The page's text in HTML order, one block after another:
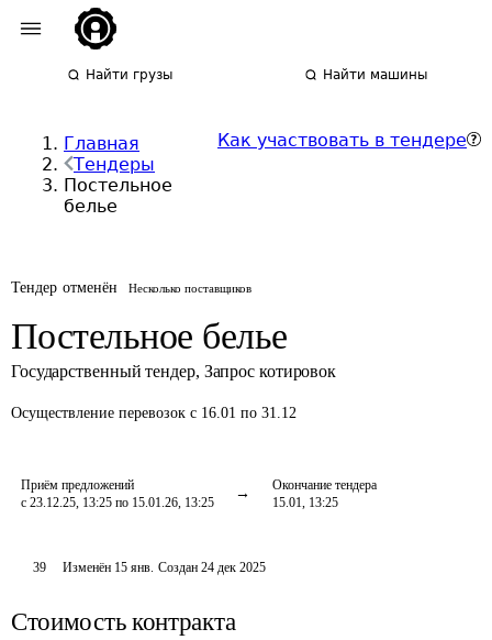
Найти грузы Найти машины
Главная
Тендеры
Постельное
белье
Как участвовать в тендере
Тендер отменён Несколько поставщиков
Постельное белье
Государственный тендер, Запрос котировок
Осуществление перевозок с 16.01 по 31.12
Приём предложений
с 23.12.25, 13:25 по 15.01.26, 13:25
Окончание тендера
15.01, 13:25
39 Изменён 15 янв. Создан 24 дек 2025
Стоимость контракта